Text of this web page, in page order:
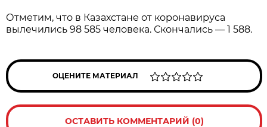
Отметим, что в Казахстане от коронавируса
вылечились 98 585 человека. Скончались — 1 588.
ОЦЕНИТЕ МАТЕРИАЛ
ОСТАВИТЬ КОММЕНТАРИЙ (0)